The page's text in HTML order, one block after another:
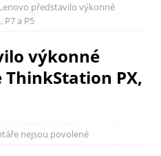
představilo výkonné
P7 a P5
výkonné
PX,
nejsou povolené